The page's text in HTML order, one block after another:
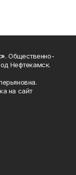
. Общественно-
Нефтекамск.
на сайт